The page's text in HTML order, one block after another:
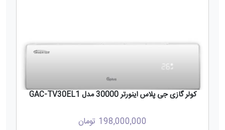
کولر گازی جی پلاس اینورتر 30000 مدل GAC-TV30EL1
198,000,000 تومان